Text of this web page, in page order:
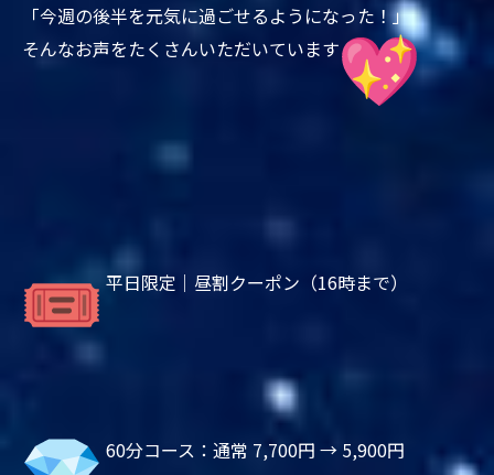
「今週の後半を元気に過ごせるようになった！」
そんなお声をたくさんいただいています
平日限定｜昼割クーポン（16時まで）
60分コース：通常 7,700円 → 5,900円